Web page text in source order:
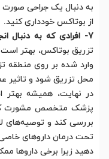
به دنبال یک جراحی صورت
از بوتاکس خودداری کنید.
7- افرادی که به دنبال انجام فعالیت‌های ورزشی هستند:
تزریق بوتاکس، بهتر است
وارد شده بر روی منطقه
محل تزریق شود و تاثیر
در نهایت، همیشه بهتر
پزشک متخصص مشورت
بررسی کند و توصیه‌های
تحت درمان داروهای خاصی
دهید زیرا برخی داروها